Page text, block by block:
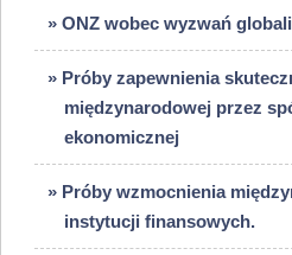
» ONZ wobec wyzwań
» Próby zapewnienia
międzynarodowej przez
ekonomicznej
» Próby wzmocnienia
instytucji finansowych.